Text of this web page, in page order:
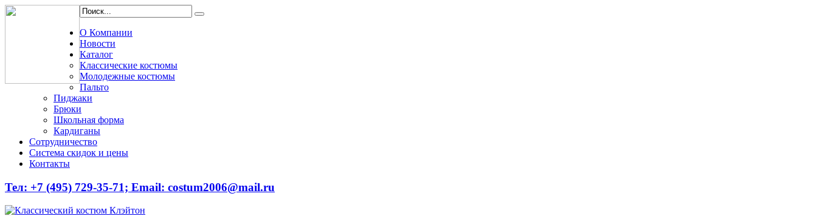
О Компании
Новости
Каталог
Классические костюмы
Молодежные костюмы
Пальто
Пиджаки
Брюки
Школьная форма
Кардиганы
Сотрудничество
Система скидок и цены
Контакты
Тел: +7 (495) 729-35-71; Email: costum2006@mail.ru